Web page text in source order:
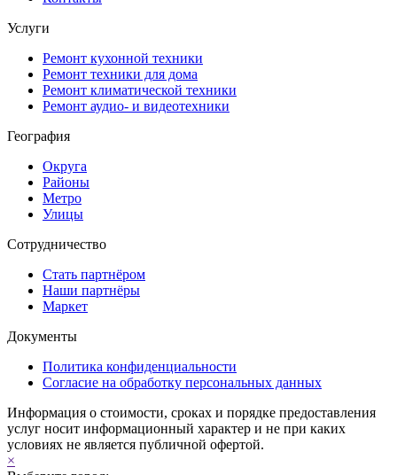
Услуги
Ремонт кухонной техники
Ремонт техники для дома
Ремонт климатической техники
Ремонт аудио- и видеотехники
География
Округа
Районы
Метро
Улицы
Сотрудничество
Стать партнёром
Наши партнёры
Маркет
Документы
Политика конфиденциальности
Согласие на обработку персональных данных
Информация о стоимости, сроках и порядке предоставления
услуг носит информационный характер и не при каких
условиях не является публичной офертой.
×